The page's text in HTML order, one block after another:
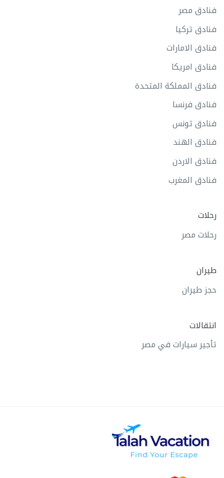
فنادق مصر
فنادق تركيا
فنادق الامارات
فنادق امريكا
فنادق المملكة المتحدة
فنادق فرنسا
فنادق تونس
فنادق الهند
فنادق الاردن
فنادق المغرب
رحلات
رحلات مصر
طيران
حجز طيران
انتقالات
تأجير سيارات في مصر